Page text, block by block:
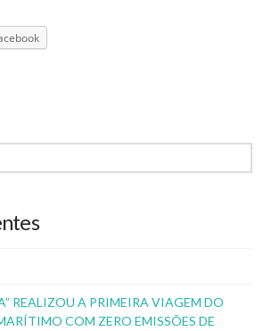
REALIZOU A PRIMEIRA VIAGEM DO
COM ZERO EMISSÕES DE